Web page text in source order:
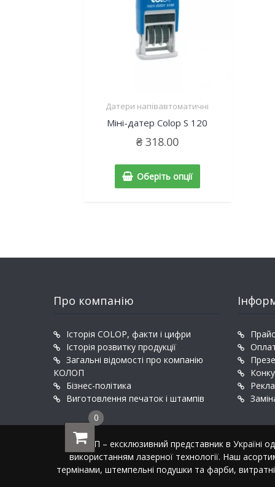
Датери напівавтоматичні
Міні-датер Colop S 120
₴318.00
Оберіть опції
Про компанію
Історія COLOP, факти і цифри
Історія розвитку продукції
Загальні відомості про компанію
КОЛОП
Бізнес-політика
Виготовлення печаток і штампів
КОЛОП – ексклюзивний представник в Україні
використанням лазерної технології. Наш
термінами, штемпельні подушки та фарби,
0